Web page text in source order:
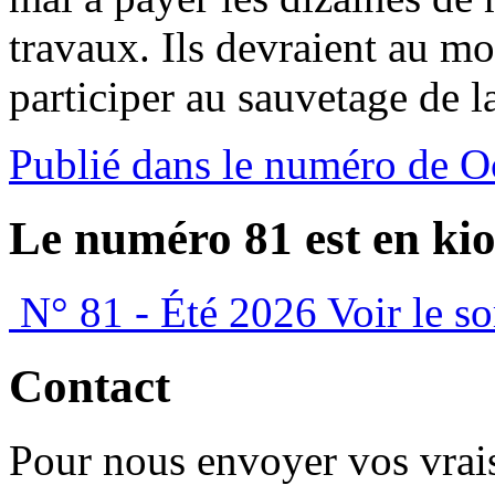
travaux. Ils devraient au
participer au sauvetage de
Publié dans le numéro de
Le numéro 81 est en
N° 81 - Été 2026 Voir le
Contact
Pour nous envoyer vos